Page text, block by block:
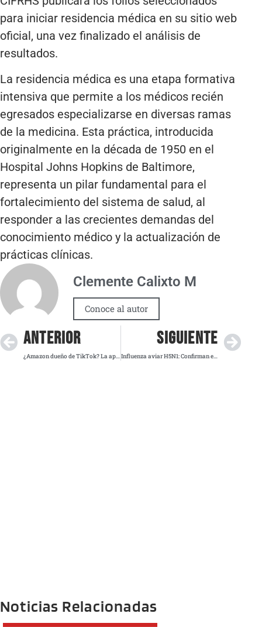
para iniciar residencia médica en su sitio web
oficial, una vez finalizado el análisis de
resultados.
La residencia médica es una etapa formativa
intensiva que permite a los médicos recién
egresados especializarse en diversas ramas
de la medicina. Esta práctica, introducida
originalmente en la década de 1950 en el
Hospital Johns Hopkins de Baltimore,
representa un pilar fundamental para el
fortalecimiento del sistema de salud, al
responder a las crecientes demandas del
conocimiento médico y la actualización de
prácticas clínicas.
Clemente Calixto M
Conoce al autor
ANTERIOR
¿Amazon dueño de TikTok? La apuesta de Jeff Bezos para salvar la app de la prohibición de Trump
SIGUIENTE
Influenza aviar H5N1: Confirman en México el primer caso humano en una menor de Durango
Noticias Relacionadas